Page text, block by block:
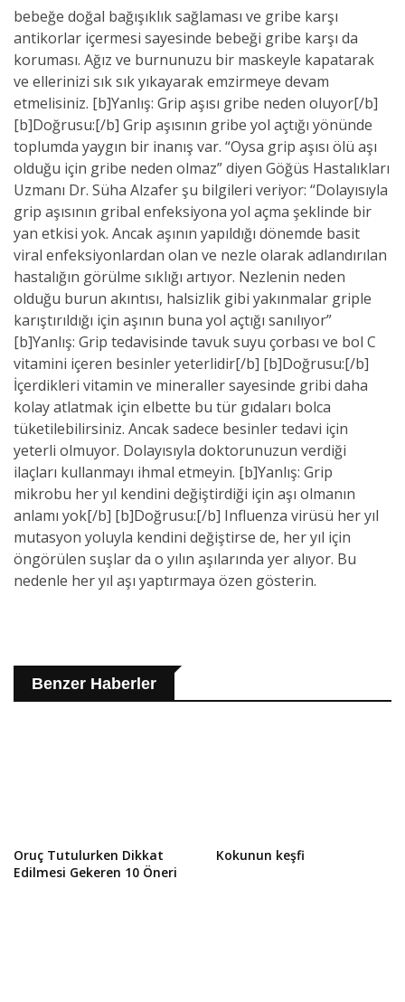
bebeğe doğal bağışıklık sağlaması ve gribe karşı
antikorlar içermesi sayesinde bebeği gribe karşı da
koruması. Ağız ve burnunuzu bir maskeyle kapatarak
ve ellerinizi sık sık yıkayarak emzirmeye devam
etmelisiniz. [b]Yanlış: Grip aşısı gribe neden oluyor[/b]
[b]Doğrusu:[/b] Grip aşısının gribe yol açtığı yönünde
toplumda yaygın bir inanış var. “Oysa grip aşısı ölü aşı
olduğu için gribe neden olmaz” diyen Göğüs Hastalıkları
Uzmanı Dr. Süha Alzafer şu bilgileri veriyor: “Dolayısıyla
grip aşısının gribal enfeksiyona yol açma şeklinde bir
yan etkisi yok. Ancak aşının yapıldığı dönemde basit
viral enfeksiyonlardan olan ve nezle olarak adlandırılan
hastalığın görülme sıklığı artıyor. Nezlenin neden
olduğu burun akıntısı, halsizlik gibi yakınmalar griple
karıştırıldığı için aşının buna yol açtığı sanılıyor”
[b]Yanlış: Grip tedavisinde tavuk suyu çorbası ve bol C
vitamini içeren besinler yeterlidir[/b] [b]Doğrusu:[/b]
İçerdikleri vitamin ve mineraller sayesinde gribi daha
kolay atlatmak için elbette bu tür gıdaları bolca
tüketilebilirsiniz. Ancak sadece besinler tedavi için
yeterli olmuyor. Dolayısıyla doktorunuzun verdiği
ilaçları kullanmayı ihmal etmeyin. [b]Yanlış: Grip
mikrobu her yıl kendini değiştirdiği için aşı olmanın
anlamı yok[/b] [b]Doğrusu:[/b] Influenza virüsü her yıl
mutasyon yoluyla kendini değiştirse de, her yıl için
öngörülen suşlar da o yılın aşılarında yer alıyor. Bu
nedenle her yıl aşı yaptırmaya özen gösterin.
Benzer Haberler
Oruç Tutulurken Dikkat
Edilmesi Gekeren 10 Öneri
Kokunun keşfi